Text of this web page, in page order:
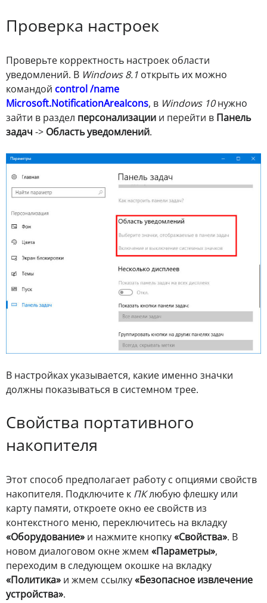
Проверка настроек
Проверьте корректность настроек области
уведомлений. В Windows 8.1 открыть их можно
командой control /name
Microsoft.NotificationAreaIcons, в Windows 10нужно
зайти в раздел персонализации и перейти в Панель
задач -> Область уведомлений.
В настройках указывается, какие именно значки
должны показываться в системном трее.
Свойства портативного
накопителя
Этот способ предполагает работу с опциями свойств
накопителя. Подключите к ПКлюбую флешку или
карту памяти, откроете окно ее свойств из
контекстного меню, переключитесь на вкладку
«Оборудование» и нажмите кнопку«Свойства». В
новом диалоговом окне жмем «Параметры»,
переходим в следующем окошке на вкладку
«Политика» и жмем ссылку«Безопасное извлечение
устройства».